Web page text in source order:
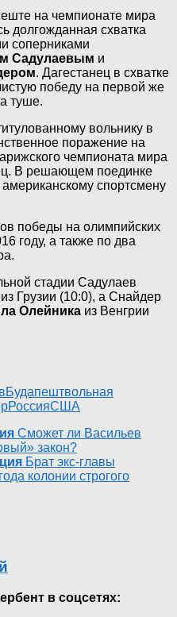
на чемпионате мира
долгожданная схватка
соперниками
Садулаевым и
. Дагестанец в схватке
победу на первой же
туше.
вольнику в
поражение на
чемпионата мира
В решающем поединке
спортсмену
победы на олимпийских
году, а также по два
стадии Садулаев
из Грузии (10:0), а Снайдер
Олейника из Венгрии
Будапештвольная
РоссияСША
Сможет ли Васильев
закон?
Брат экс-главы
колонии строгого
в соцсетях: